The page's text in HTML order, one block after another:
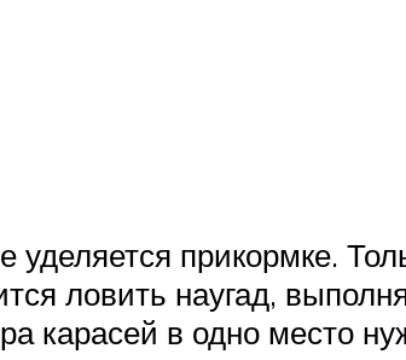
прикормке.
ловить наугад,
карасей в одно место